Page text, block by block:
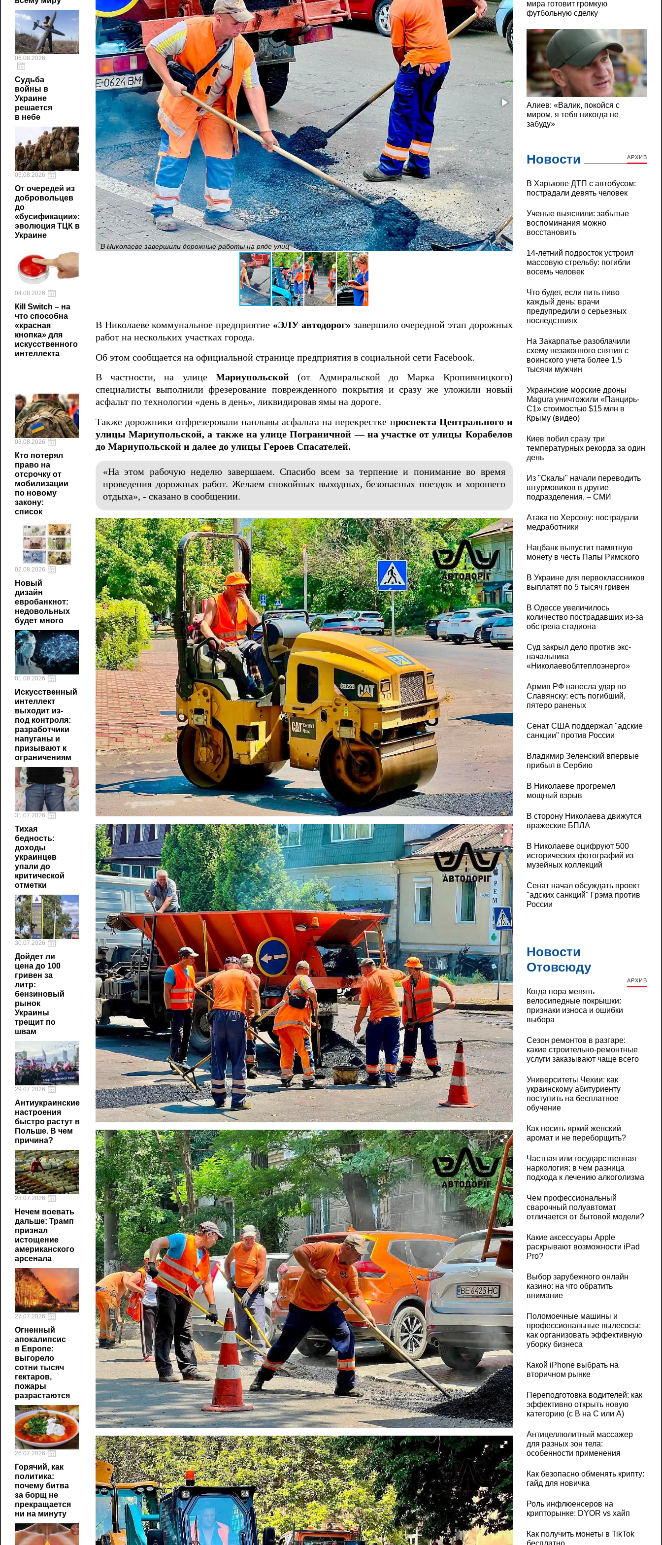
06.08.2026
Судьба
войны в
Украине
решается
в небе
05.08.2026
От очередей из
добровольцев
до
«бусификации»:
эволюция ТЦК в
Украине
04.08.2026
Кill Switch – на
что способна
«красная
кнопка» для
искусственного
интеллекта
03.08.2026
Кто потерял
право на
отсрочку от
мобилизации
по новому
закону:
список
02.08.2026
Новый
дизайн
евробанкнот:
недовольных
будет много
01.08.2026
Искусственный
интеллект
выходит из-
под контроля:
разработчики
напуганы и
призывают к
ограничениям
31.07.2026
Тихая
бедность:
доходы
украинцев
упали до
критической
отметки
30.07.2026
Дойдет ли
цена до 100
гривен за
литр:
бензиновый
рынок
Украины
трещит по
швам
29.07.2026
Антиукраинские
настроения
быстро растут в
Польше. В чем
причина?
28.07.2026
Нечем воевать
дальше: Трамп
признал
истощение
американского
арсенала
27.07.2026
Огненный
апокалипсис
в Европе:
выгорело
сотни тысяч
гектаров,
пожары
разрастаются
26.07.2026
Горячий, как
политика:
почему битва
за борщ не
прекращается
ни на минуту
В Николаеве завершили дорожные работы на ряде улиц
В Николаеве коммунальное предприятие «ЭЛУ автодорог» завершило очередной этап дорожных
работ на нескольких участках города.
Об этом сообщается на официальной странице предприятия в социальной сети Facebook.
В частности, на улице Мариупольской (от Адмиральской до Марка Кропивницкого)
специалисты выполнили фрезерование поврежденного покрытия и сразу же уложили новый
асфальт по технологии «день в день», ликвидировав ямы на дороге.
Также дорожники отфрезеровали наплывы асфальта на перекрестке проспекта Центрального и
улицы Мариупольской, а также на улице Пограничной — на участке от улицы Корабелов
до Мариупольской и далее до улицы Героев Спасателей.
«На этом рабочую неделю завершаем. Спасибо всем за терпение и понимание во время
проведения дорожных работ. Желаем спокойных выходных, безопасных поездок и хорошего
отдыха», - сказано в сообщении.
Новости АРХИВ
В Харькове ДТП с автобусом:
пострадали девять человек
Ученые выяснили: забытые
воспоминания можно
восстановить
14-летний подросток устроил
массовую стрельбу: погибли
восемь человек
Что будет, если пить пиво
каждый день: врачи
предупредили о серьезных
последствиях
На Закарпатье разоблачили
схему незаконного снятия с
воинского учета более 1,5
тысячи мужчин
Украинские морские дроны
Magura уничтожили «Панцирь-
С1» стоимостью $15 млн в
Крыму (видео)
Киев побил сразу три
температурных рекорда за один
день
Из "Скалы" начали переводить
штурмовиков в другие
подразделения, – СМИ
Атака по Херсону: пострадали
медработники
Нацбанк выпустит памятную
монету в честь Папы Римского
В Украине для первоклассников
выплатят по 5 тысяч гривен
В Одессе увеличилось
количество пострадавших из-за
обстрела стадиона
Суд закрыл дело против экс-
начальника
«Николаевоблтеплоэнерго»
Армия РФ нанесла удар по
Славянску: есть погибший,
пятеро раненых
Сенат США поддержал "адские
санкции" против России
Владимир Зеленский впервые
прибыл в Сербию
В Николаеве прогремел
мощный взрыв
В сторону Николаева движутся
вражеские БПЛА
В Николаеве оцифруют 500
исторических фотографий из
музейных коллекций
Сенат начал обсуждать проект
"адских санкций" Грэма против
России
Новости
Отовсюду
АРХИВ
Когда пора менять
велосипедные покрышки:
признаки износа и ошибки
выбора
Сезон ремонтов в разгаре:
какие строительно-ремонтные
услуги заказывают чаще всего
Университеты Чехии: как
украинскому абитуриенту
поступить на бесплатное
обучение
Как носить яркий женский
аромат и не переборщить?
Частная или государственная
наркология: в чем разница
подхода к лечению алкоголизма
Чем профессиональный
сварочный полуавтомат
отличается от бытовой модели?
Какие аксессуары Apple
раскрывают возможности iPad
Pro?
Выбор зарубежного онлайн
казино: на что обратить
внимание
Поломоечные машины и
профессиональные пылесосы:
как организовать эффективную
уборку бизнеса
Какой iPhone выбрать на
вторичном рынке
Переподготовка водителей: как
эффективно открыть новую
категорию (с B на C или А)
Антицеллюлитный массажер
для разных зон тела:
особенности применения
Как безопасно обменять крипту:
гайд для новичка
Роль инфлюенсеров на
крипторынке: DYOR vs хайп
Как получить монеты в TikTok